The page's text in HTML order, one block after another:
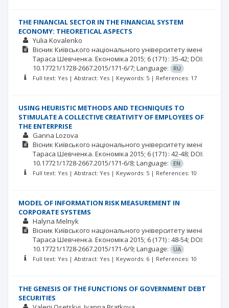
THE FINANCIAL SECTOR IN THE FINANCIAL SYSTEM
ECONOMY: THEORETICAL ASPECTS
Yulia Kovalenko
Вісник Київського національного університету імені
Тараса Шевченка. Економіка 2015; 6 (171) : 35-42; DOI:
10.17721/1728-2667.2015/171-6/7; Language:
RU
Full text: Yes | Abstract: Yes | Keywords: 5 | References: 17
USING HEURISTIC METHODS AND TECHNIQUES TO
STIMULATE A COLLECTIVE CREATIVITY OF EMPLOYEES OF
THE ENTERPRISE
Ganna Lozova
Вісник Київського національного університету імені
Тараса Шевченка. Економіка 2015; 6 (171) : 42-48; DOI:
10.17721/1728-2667.2015/171-6/8; Language:
EN
Full text: Yes | Abstract: Yes | Keywords: 5 | References: 10
MODEL OF INFORMATION RISK MEASUREMENT IN
CORPORATE SYSTEMS
Halyna Melnyk
Вісник Київського національного університету імені
Тараса Шевченка. Економіка 2015; 6 (171) : 48-54; DOI:
10.17721/1728-2667.2015/171-6/9; Language:
UA
Full text: Yes | Abstract: Yes | Keywords: 6 | References: 10
THE GENESIS OF THE FUNCTIONS OF GOVERNMENT DEBT
SECURITIES